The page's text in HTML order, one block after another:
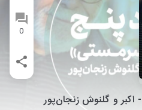
0
و گلنوش زنجان‌پور